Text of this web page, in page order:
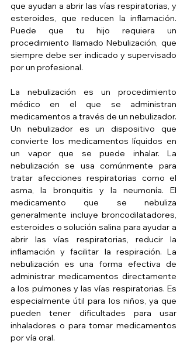
que ayudan a abrir las vías respiratorias, y
esteroides, que reducen la inflamación.
Puede que tu hijo requiera un
procedimiento llamado Nebulización, que
siempre debe ser indicado y supervisado
por un profesional.
La nebulización es un procedimiento
médico en el que se administran
medicamentos a través de un nebulizador.
Un nebulizador es un dispositivo que
convierte los medicamentos líquidos en
un vapor que se puede inhalar. La
nebulización se usa comúnmente para
tratar afecciones respiratorias como el
asma, la bronquitis y la neumonía. El
medicamento que se nebuliza
generalmente incluye broncodilatadores,
esteroides o solución salina para ayudar a
abrir las vías respiratorias, reducir la
inflamación y facilitar la respiración. La
nebulización es una forma efectiva de
administrar medicamentos directamente
a los pulmones y las vías respiratorias. Es
especialmente útil para los niños, ya que
pueden tener dificultades para usar
inhaladores o para tomar medicamentos
por vía oral.